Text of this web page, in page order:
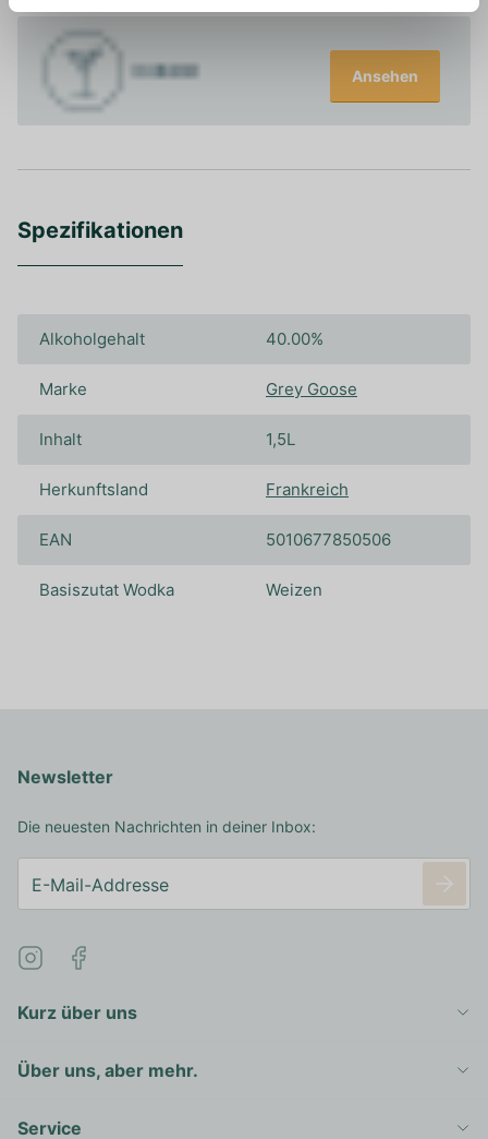
Ansehen
Spezifikationen
Alkoholgehalt 40.00%
Marke Grey Goose
Inhalt 1,5L
Herkunftsland Frankreich
EAN 5010677850506
Basiszutat Wodka Weizen
Kurz über uns
Über uns, aber mehr.
Service
Newsletter
Die neuesten Nachrichten in deiner Inbox: